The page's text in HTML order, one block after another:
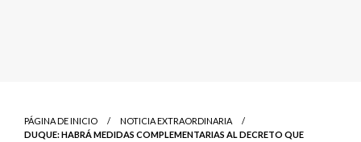
PÁGINA DE INICIO
NOTICIA EXTRAORDINARIA
DUQUE: HABRÁ MEDIDAS COMPLEMENTARIAS AL DECRETO QUE